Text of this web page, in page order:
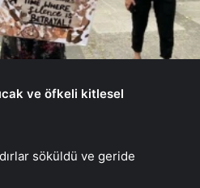
ve öfkeli kitlesel
söküldü ve geride